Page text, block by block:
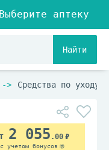
Найти
Средства по уходу
2 055 .00
с учетом бонусов